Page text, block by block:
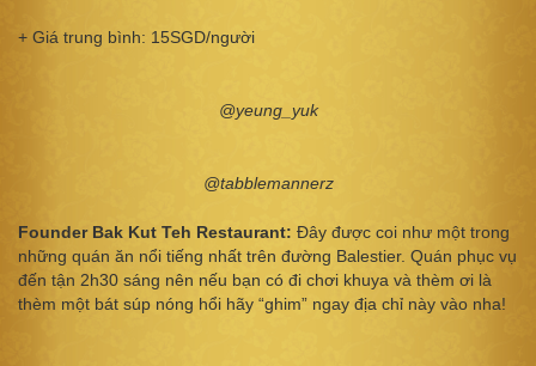
+ Giá trung bình: 15SGD/người
@yeung_yuk
@tabblemannerz
Founder Bak Kut Teh Restaurant: Đây được coi như một trong
những quán ăn nổi tiếng nhất trên đường Balestier. Quán phục vụ
đến tận 2h30 sáng nên nếu bạn có đi chơi khuya và thèm ơi là
thèm một bát súp nóng hổi hãy “ghim” ngay địa chỉ này vào nha!